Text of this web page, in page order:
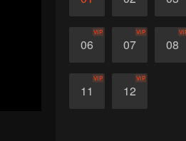
06
VIP
07
VIP
08
11
VIP
12
VIP